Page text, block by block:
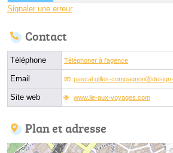
Signaler une erreur
Contact
Téléphone Téléphoner à l'agence
Email pascal.gilles-
Site web www.ile-aux-voyages.com
Plan et adresse